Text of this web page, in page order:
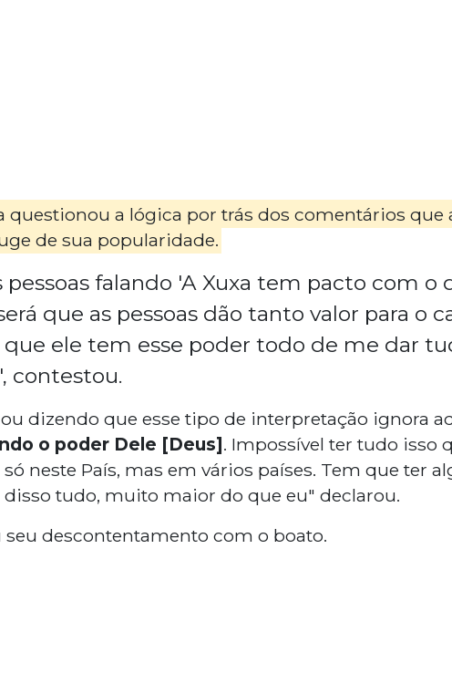
questionou a lógica por trás dos comentários que
de sua popularidade.
pessoas falando 'A Xuxa tem pacto com o
que as pessoas dão tanto valor para o
que ele tem esse poder todo de me dar
contestou.
dizendo que esse tipo de interpretação ignora
o poder Dele [Deus]. Impossível ter tudo isso
neste País, mas em vários países. Tem que ter
tudo, muito maior do que eu" declarou.
seu descontentamento com o boato.